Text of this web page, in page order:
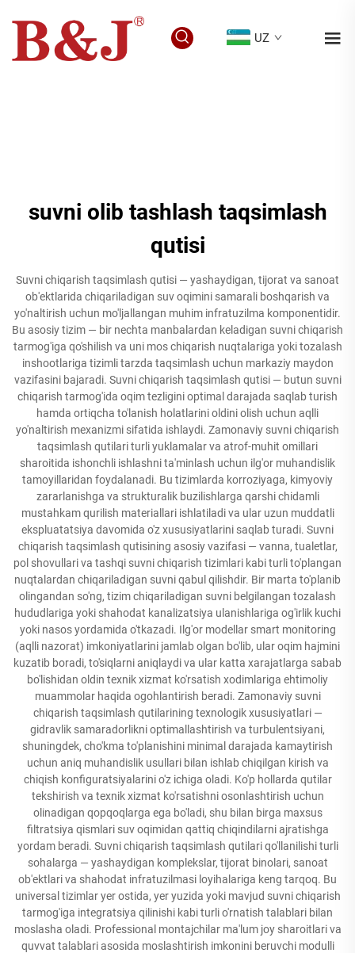
UZ
suvni olib tashlash taqsimlash
qutisi
Suvni chiqarish taqsimlash qutisi — yashaydigan, tijorat va sanoat
ob'ektlarida chiqariladigan suv oqimini samarali boshqarish va
yo'naltirish uchun mo'ljallangan muhim infratuzilma komponentidir.
Bu asosiy tizim — bir nechta manbalardan keladigan suvni chiqarish
tarmog'iga qo'shilish va uni mos chiqarish nuqtalariga yoki tozalash
inshootlariga tizimli tarzda taqsimlash uchun markaziy maydon
vazifasini bajaradi. Suvni chiqarish taqsimlash qutisi — butun suvni
chiqarish tarmog'ida oqim tezligini optimal darajada saqlab turish
hamda ortiqcha to'lanish holatlarini oldini olish uchun aqlli
yo'naltirish mexanizmi sifatida ishlaydi. Zamonaviy suvni chiqarish
taqsimlash qutilari turli yuklamalar va atrof-muhit omillari
sharoitida ishonchli ishlashni ta'minlash uchun ilg'or muhandislik
tamoyillaridan foydalanadi. Bu tizimlarda korroziyaga, kimyoviy
zararlanishga va strukturalik buzilishlarga qarshi chidamli
mustahkam qurilish materiallari ishlatiladi va ular uzun muddatli
ekspluatatsiya davomida o'z xususiyatlarini saqlab turadi. Suvni
chiqarish taqsimlash qutisining asosiy vazifasi — vanna, tualetlar,
pol shovullari va tashqi suvni chiqarish tizimlari kabi turli to'plangan
nuqtalardan chiqariladigan suvni qabul qilishdir. Bir marta to'planib
olingandan so'ng, tizim chiqariladigan suvni belgilangan tozalash
hududlariga yoki shahodat kanalizatsiya ulanishlariga og'irlik kuchi
yoki nasos yordamida o'tkazadi. Ilg'or modellar smart monitoring
(aqlli nazorat) imkoniyatlarini jamlab olgan bo'lib, ular oqim hajmini
kuzatib boradi, to'siqlarni aniqlaydi va ular katta xarajatlarga sabab
bo'lishidan oldin texnik xizmat ko'rsatish xodimlariga ehtimoliy
muammolar haqida ogohlantirish beradi. Zamonaviy suvni
chiqarish taqsimlash qutilarining texnologik xususiyatlari —
gidravlik samaradorlikni optimallashtirish va turbulentsiyani,
shuningdek, cho'kma to'planishini minimal darajada kamaytirish
uchun aniq muhandislik usullari bilan ishlab chiqilgan kirish va
chiqish konfiguratsiyalarini o'z ichiga oladi. Ko'p hollarda qutilar
tekshirish va texnik xizmat ko'rsatishni osonlashtirish uchun
olinadigan qopqoqlarga ega bo'ladi, shu bilan birga maxsus
filtratsiya qismlari suv oqimidan qattiq chiqindilarni ajratishga
yordam beradi. Suvni chiqarish taqsimlash qutilari qo'llanilishi turli
sohalarga — yashaydigan komplekslar, tijorat binolari, sanoat
ob'ektlari va shahodat infratuzilmasi loyihalariga keng tarqoq. Bu
universal tizimlar yer ostida, yer yuzida yoki mavjud suvni chiqarish
tarmog'iga integratsiya qilinishi kabi turli o'rnatish talablari bilan
moslasha oladi. Professional montajchilar ma'lum joy sharoitlari va
quvvat talablari asosida moslashtirish imkonini beruvchi modulli